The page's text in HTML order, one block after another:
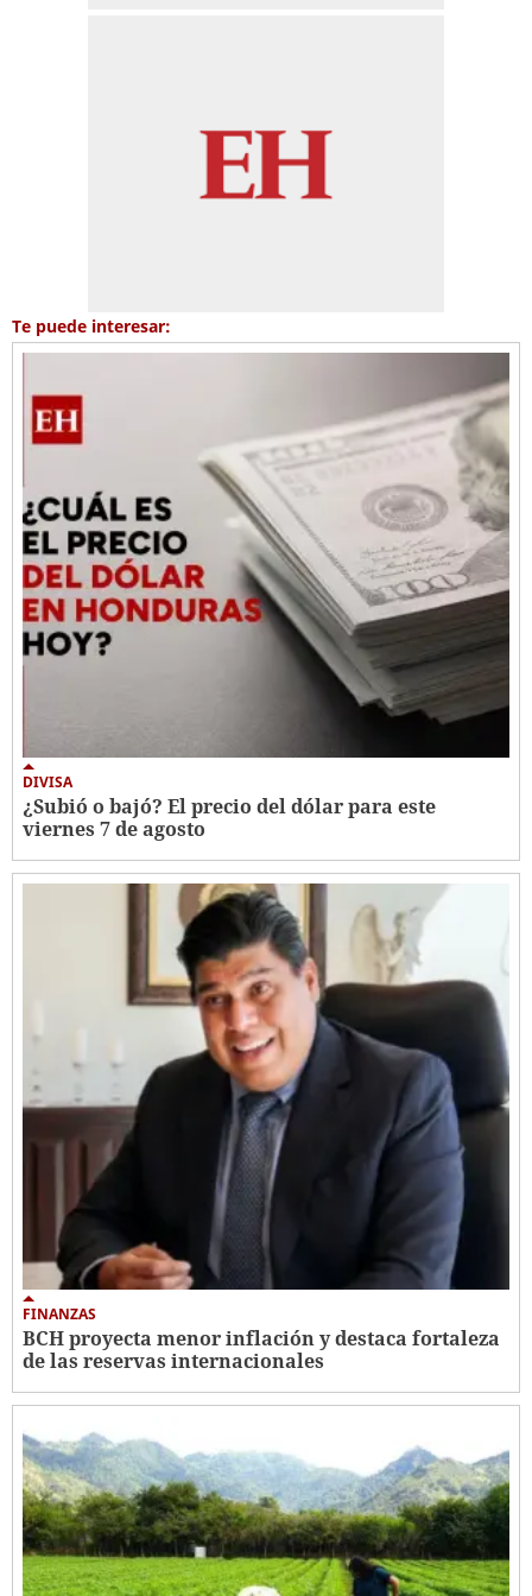
Te puede interesar:
DIVISA
¿Subió o bajó? El precio del dólar para este
viernes 7 de agosto
FINANZAS
BCH proyecta menor inflación y destaca fortaleza
de las reservas internacionales